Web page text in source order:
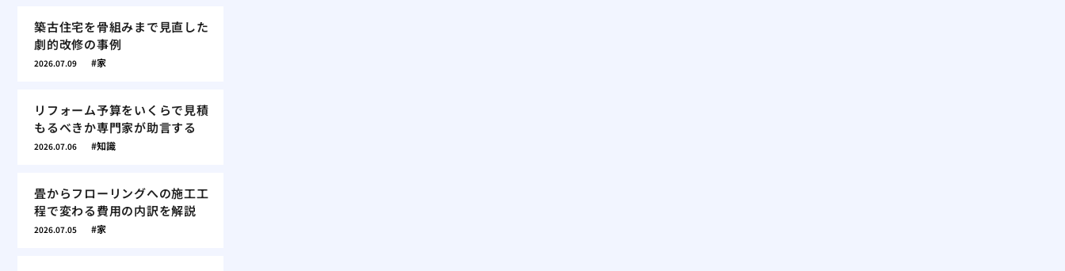
築古住宅を骨組みまで見直した
劇的改修の事例
2026.07.09 家
リフォーム予算をいくらで見積
もるべきか専門家が助言する
2026.07.06 知識
畳からフローリングへの施工工
程で変わる費用の内訳を解説
2026.07.05 家